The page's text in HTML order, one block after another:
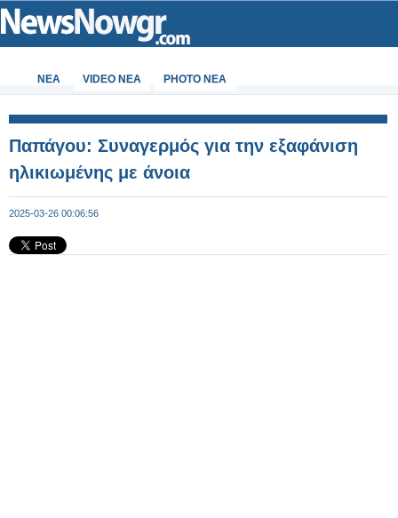
ΝΕΑ VIDEO NEA PHOTO NEA
Παπάγου: Συναγερμός για την εξαφάνιση
ηλικιωμένης με άνοια
2025-03-26 00:06:56